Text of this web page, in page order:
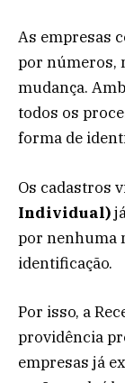
As empresas
por números,
mudança.
todos os
forma de
Os cadastros
Individual)
por nenhuma
identificação.
Por isso, a
providência
empresas já